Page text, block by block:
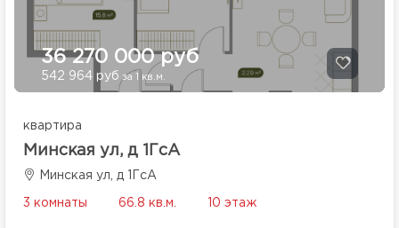
36 270 000 руб
542 964 руб за 1 кв.м.
квартира
Минская ул, д 1ГсА
Минская ул, д 1ГсА
3 комнаты 66.8 кв.м. 10 этаж